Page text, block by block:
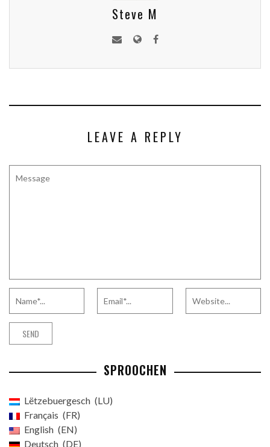
Steve M
LEAVE A REPLY
SPROOCHEN
Lëtzebuergesch
LU
Français
FR
English
EN
Deutsch
DE